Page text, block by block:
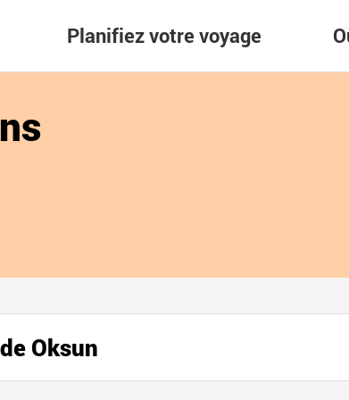
Planifiez votre voyage
Oksun